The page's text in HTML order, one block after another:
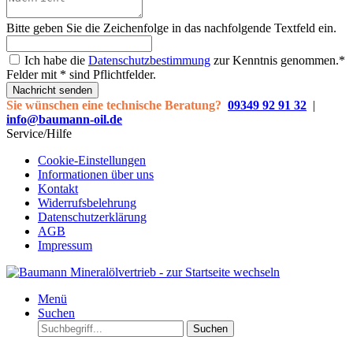
Bitte geben Sie die Zeichenfolge in das nachfolgende Textfeld ein.
Ich habe die Datenschutzbestimmung zur Kenntnis genommen.*
Felder mit * sind Pflichtfelder.
Nachricht senden
Sie wünschen eine technische Beratung? 09349 92 91 32 |
info@baumann-oil.de
Service/Hilfe
Cookie-Einstellungen
Informationen über uns
Kontakt
Widerrufsbelehrung
Datenschutzerklärung
AGB
Impressum
Menü
Suchen
Suchen